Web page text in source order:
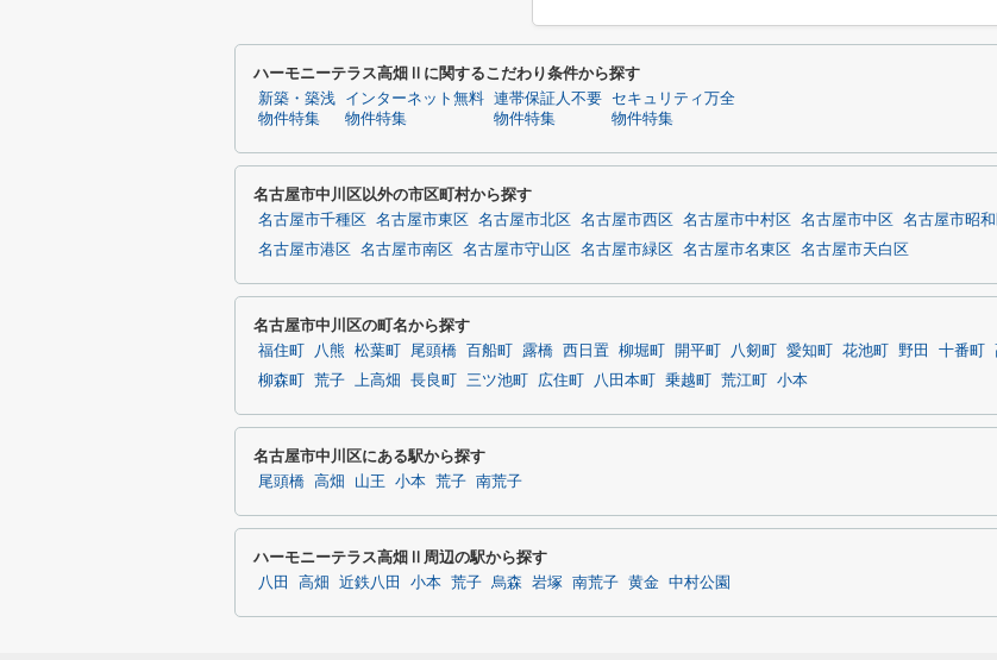
ハーモニーテラス高畑Ⅱに関するこだわり条件から探す
新築・築浅
物件特集
インターネット無料
物件特集
連帯保証人不要
物件特集
セキュリティ万全
物件特集
名古屋市中川区以外の市区町村から探す
名古屋市千種区 名古屋市東区 名古屋市北区 名古屋市西区 名古屋市中村区 名古屋市中区 名古屋市昭和
名古屋市港区
名古屋市南区 名古屋市守山区 名古屋市緑区 名古屋市名東区 名古屋市天白区
名古屋市中川区の町名から探す
福住町 八熊 松葉町 尾頭橋 百船町 露橋 西日置 柳堀町 開平町 八剱町 愛知町 花池町 野田 十番町
柳森町
荒子 上高畑 長良町 三ツ池町 広住町 八田本町 乗越町 荒江町 小本
名古屋市中川区にある駅から探す
尾頭橋 高畑 山王 小本 荒子 南荒子
ハーモニーテラス高畑Ⅱ周辺の駅から探す
八田 高畑 近鉄八田 小本 荒子 烏森 岩塚 南荒子 黄金 中村公園